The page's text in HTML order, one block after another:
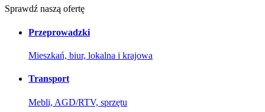
Sprawdź naszą ofertę
Przeprowadzki
Mieszkań, biur, lokalna i krajowa
Transport
Mebli, AGD/RTV, sprzętu